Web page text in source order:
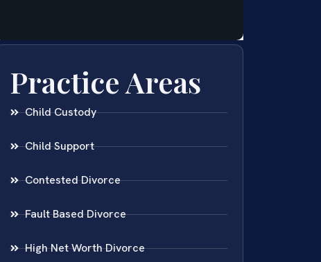
Practice Areas
Child Custody
Child Support
Contested Divorce
Fault Based Divorce
High Net Worth Divorce